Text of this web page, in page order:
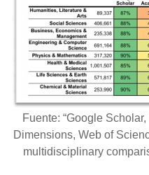
Fuente: “Google
Dimensions, Web of
multidisciplinary